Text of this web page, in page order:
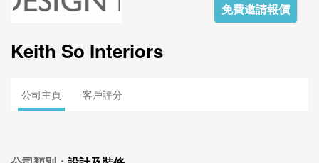
免費邀請報價
Keith So Interiors
公司主頁 客戶評分